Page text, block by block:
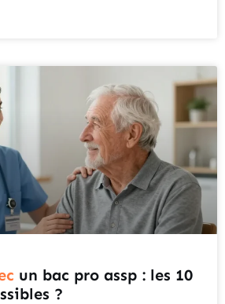
un bac pro assp : les 10
?